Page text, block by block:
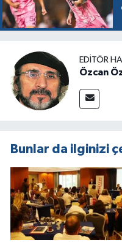
EDITÖR
Özcan
Bunlar da ilginizi